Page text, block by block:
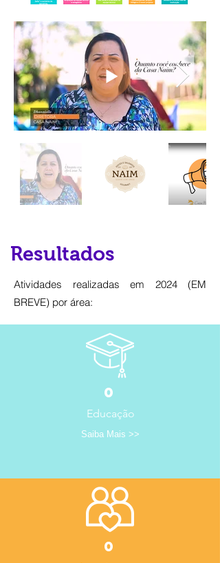
Resultados
Atividades realizadas em 2024 (EM
BREVE) por área:
0
Educação
Saiba Mais >>
0